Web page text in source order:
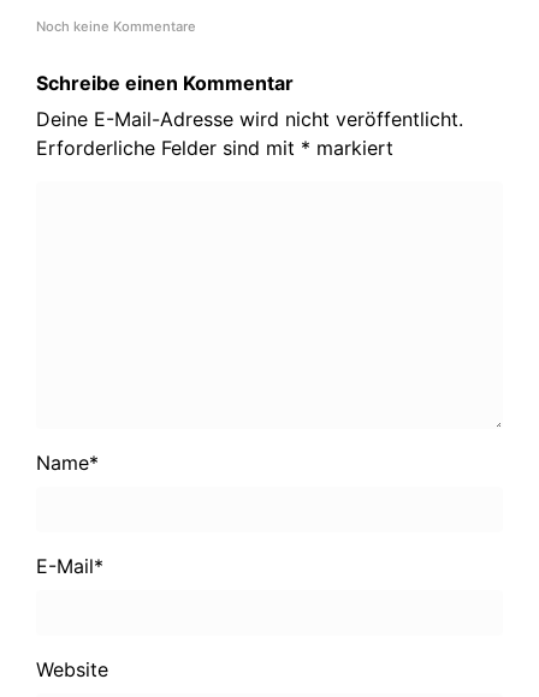
Noch keine Kommentare
Schreibe einen Kommentar
Deine E-Mail-Adresse wird nicht veröffentlicht.
Erforderliche Felder sind mit * markiert
Name*
E-Mail*
Website